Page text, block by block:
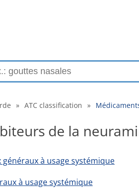
» ATC classification »
de la
généraux à usage systémique
à usage systémique